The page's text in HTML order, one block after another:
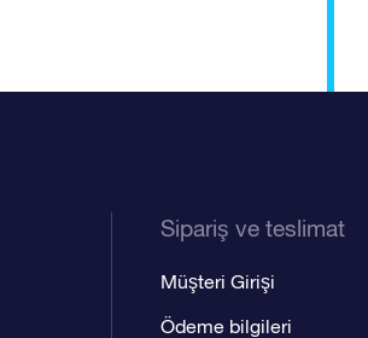
Sipariş ve teslimat
Müşteri Girişi
Ödeme bilgileri